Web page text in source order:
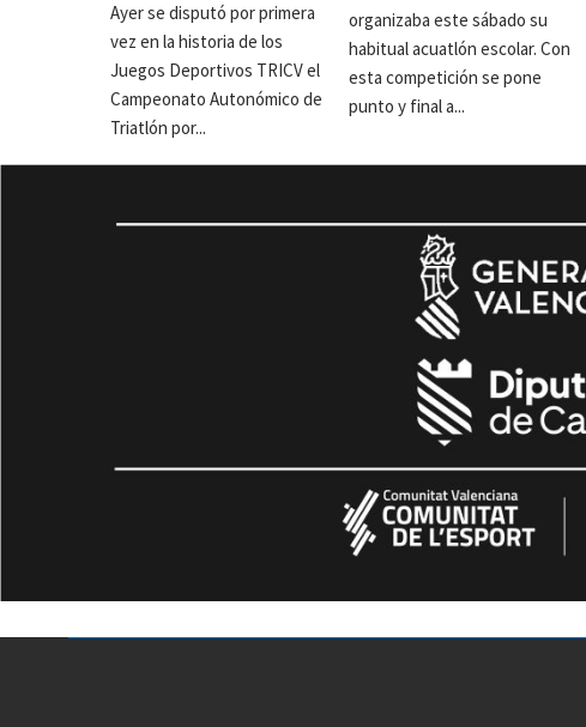
Ayer se disputó por primera
vez en la historia de los
Juegos Deportivos TRICV el
Campeonato Autonómico de
Triatlón por...
organizaba este sábado su
habitual acuatlón escolar. Con
esta competición se pone
punto y final a...